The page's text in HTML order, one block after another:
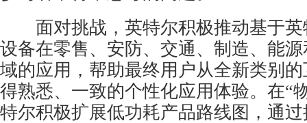
面对挑战，英特尔积极推动基于英
设备在零售、安防、交通、制造、能
域的应用，帮助最终用户从全新类别
得熟悉、一致的个性化应用体验。在“
特尔积极扩展低功耗产品路线图，通